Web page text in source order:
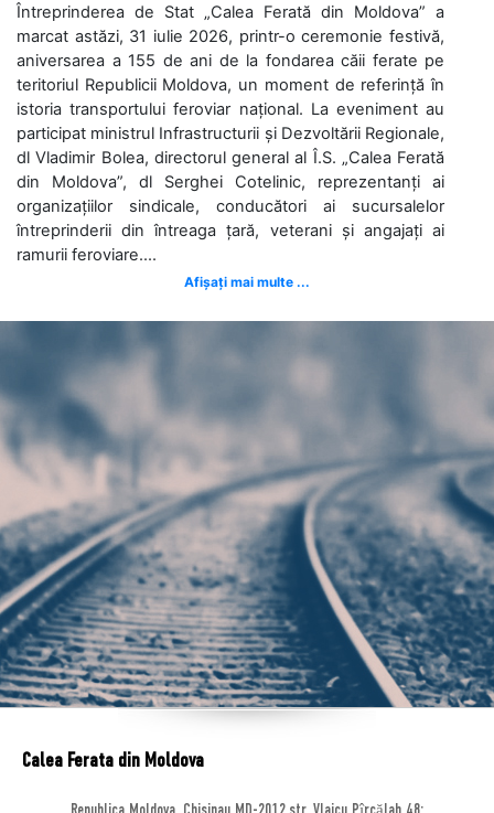
Întreprinderea de Stat „Calea Ferată din Moldova” a
marcat astăzi, 31 iulie 2026, printr-o ceremonie festivă,
aniversarea a 155 de ani de la fondarea căii ferate pe
teritoriul Republicii Moldova, un moment de referință în
istoria transportului feroviar național. La eveniment au
participat ministrul Infrastructurii și Dezvoltării Regionale,
dl Vladimir Bolea, directorul general al Î.S. „Calea Ferată
din Moldova”, dl Serghei Cotelinic, reprezentanți ai
organizațiilor sindicale, conducători ai sucursalelor
întreprinderii din întreaga țară, veterani și angajați ai
ramurii feroviare....
Afișați mai multe ...
Calea Ferata din Moldova